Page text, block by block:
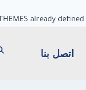
already
اتصل بنا